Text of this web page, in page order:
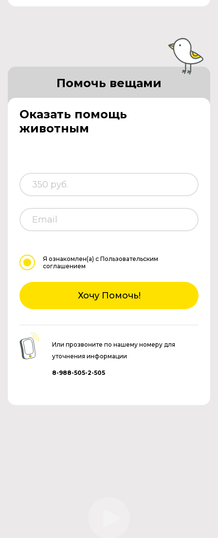
Оказать помощь
животным
Помочь вещами
Я ознакомлен(а) с Пользовательским
соглашением
Хочу Помочь!
Или прозвоните по нашему номеру для
уточнения информации
8-988-505-2-505